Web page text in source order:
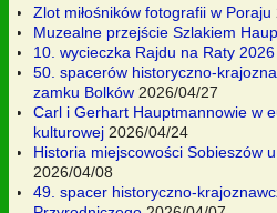
Zlot miłośników fotografii w Poraju
Muzealne przejście Szlakiem
10. wycieczka Rajdu na Raty 2026
50. spacerów historyczno-
zamku Bolków 2026/04/27
Carl i Gerhart Hauptmannowie w
kulturowej 2026/04/24
Historia miejscowości Sobieszów
2026/04/08
49. spacer historyczno-